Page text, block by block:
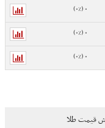
0 (0%)
0 (0%)
0 (0%)
قیمت طلا